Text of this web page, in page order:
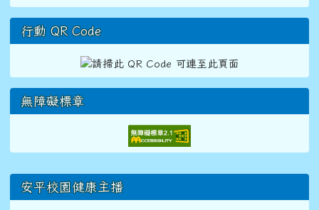
行動 QR Code
無障礙標章
右邊區域內容
安平校園健康主播